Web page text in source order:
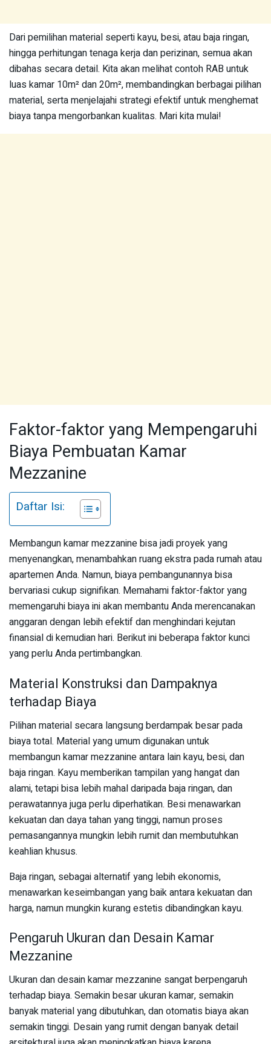
Dari pemilihan material seperti kayu, besi, atau baja ringan,
hingga perhitungan tenaga kerja dan perizinan, semua akan
dibahas secara detail. Kita akan melihat contoh RAB untuk
luas kamar 10m² dan 20m², membandingkan berbagai pilihan
material, serta menjelajahi strategi efektif untuk menghemat
biaya tanpa mengorbankan kualitas. Mari kita mulai!
Faktor-faktor yang Mempengaruhi
Biaya Pembuatan Kamar
Mezzanine
Daftar Isi:
Membangun kamar mezzanine bisa jadi proyek yang
menyenangkan, menambahkan ruang ekstra pada rumah atau
apartemen Anda. Namun, biaya pembangunannya bisa
bervariasi cukup signifikan. Memahami faktor-faktor yang
memengaruhi biaya ini akan membantu Anda merencanakan
anggaran dengan lebih efektif dan menghindari kejutan
finansial di kemudian hari. Berikut ini beberapa faktor kunci
yang perlu Anda pertimbangkan.
Material Konstruksi dan Dampaknya
terhadap Biaya
Pilihan material secara langsung berdampak besar pada
biaya total. Material yang umum digunakan untuk
membangun kamar mezzanine antara lain kayu, besi, dan
baja ringan. Kayu memberikan tampilan yang hangat dan
alami, tetapi bisa lebih mahal daripada baja ringan, dan
perawatannya juga perlu diperhatikan. Besi menawarkan
kekuatan dan daya tahan yang tinggi, namun proses
pemasangannya mungkin lebih rumit dan membutuhkan
keahlian khusus.
Baja ringan, sebagai alternatif yang lebih ekonomis,
menawarkan keseimbangan yang baik antara kekuatan dan
harga, namun mungkin kurang estetis dibandingkan kayu.
Pengaruh Ukuran dan Desain Kamar
Mezzanine
Ukuran dan desain kamar mezzanine sangat berpengaruh
terhadap biaya. Semakin besar ukuran kamar, semakin
banyak material yang dibutuhkan, dan otomatis biaya akan
semakin tinggi. Desain yang rumit dengan banyak detail